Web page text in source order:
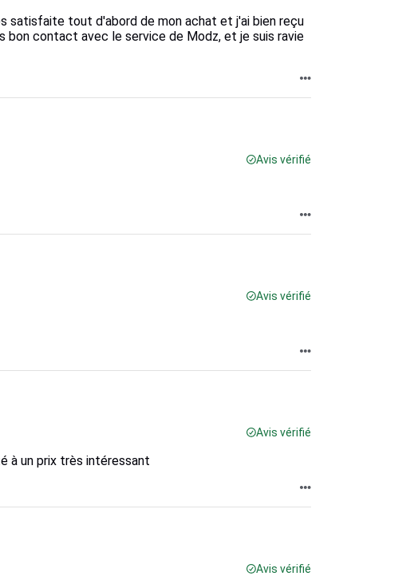
satisfaite tout d'abord de mon achat et j'ai bien reçu
bon contact avec le service de Modz, et je suis ravie
Avis vérifié
Avis vérifié
Avis vérifié
à un prix très intéressant
Avis vérifié